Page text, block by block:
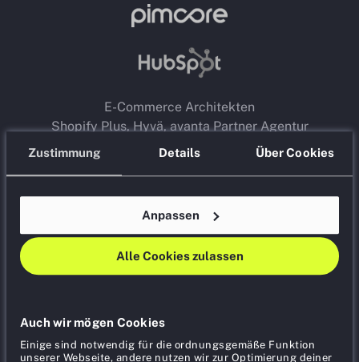
Zustimmung Details Über Cookies
Auch wir mögen Cookies
Einige sind notwendig für die ordnungsgemäße Funktion
unserer Webseite, andere nutzen wir zur Optimierung deiner
Alle Cookies zulassen
Anpassen
E-Commerce Architekten
Shopify Plus, Hyvä, avanta Partner Agentur
Hamburg & Stuttgart